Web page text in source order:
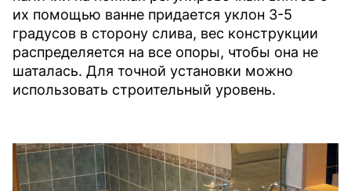
их помощью ванне придается уклон 3-5
градусов в сторону слива, вес конструкции
распределяется на все опоры, чтобы она не
шаталась. Для точной установки можно
использовать строительный уровень.